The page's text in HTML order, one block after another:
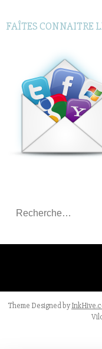
FAÎTES CONNAITRE
Theme Designed by